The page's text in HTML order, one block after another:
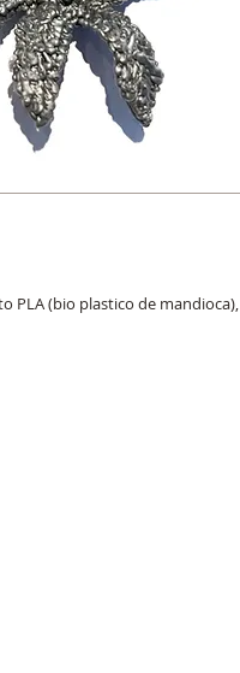
PLA (bio plastico de mandioca),